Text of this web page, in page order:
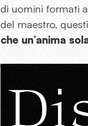
di uomini formati
del maestro,
che un’anima